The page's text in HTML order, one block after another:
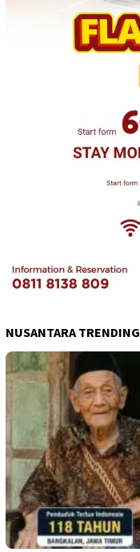
NUSANTARA TRENDING